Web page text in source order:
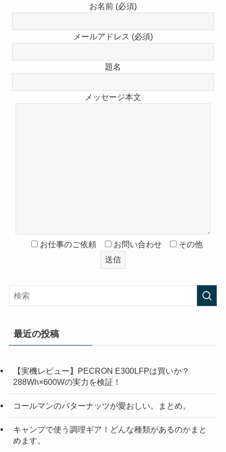
お名前 (必須)
メールアドレス (必須)
題名
メッセージ本文
お仕事のご依頼 お問い合わせ その他
最近の投稿
【実機レビュー】PECRON E300LFPは買いか？
288Wh×600Wの実力を検証！
コールマンのバターナッツが愛おしい。まとめ。
キャンプで使う調理ギア！どんな種類があるのかまと
めます。